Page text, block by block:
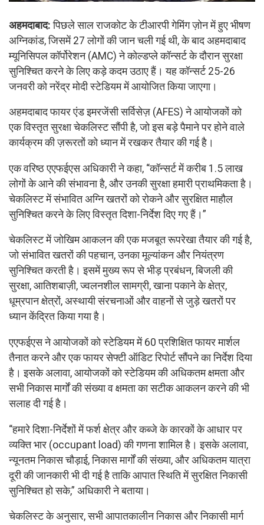
अहमदाबाद:पिछले साल राजकोट के टीआरपी गेमिंग ज़ोन में हुए भीषण
अग्निकांड, जिसमें 27 लोगों की जान चली गई थी, के बाद अहमदाबाद
म्यूनिसिपल कॉर्पोरेशन (AMC) ने कोल्डप्ले कॉन्सर्ट के दौरान सुरक्षा
सुनिश्चित करने के लिए कड़े कदम उठाए हैं। यह कॉन्सर्ट 25-26
जनवरी को नरेंद्र मोदी स्टेडियम में आयोजित किया जाएगा।
अहमदाबाद फायर एंड इमरजेंसी सर्विसेज़ (AFES) ने आयोजकों को
एक विस्तृत सुरक्षा चेकलिस्ट सौंपी है, जो इस बड़े पैमाने पर होने वाले
कार्यक्रम की ज़रूरतों को ध्यान में रखकर तैयार की गई है।
एक वरिष्ठ एएफईएस अधिकारी ने कहा, “कॉन्सर्ट में करीब 1.5 लाख
लोगों के आने की संभावना है, और उनकी सुरक्षा हमारी प्राथमिकता है।
चेकलिस्ट में संभावित अग्नि खतरों को रोकने और सुरक्षित माहौल
सुनिश्चित करने के लिए विस्तृत दिशा-निर्देश दिए गए हैं।”
चेकलिस्ट में जोखिम आकलन की एक मजबूत रूपरेखा तैयार की गई है,
जो संभावित खतरों की पहचान, उनका मूल्यांकन और नियंत्रण
सुनिश्चित करती है। इसमें मुख्य रूप से भीड़ प्रबंधन, बिजली की
सुरक्षा, आतिशबाज़ी, ज्वलनशील सामग्री, खाना पकाने के क्षेत्र,
धूम्रपान क्षेत्रों, अस्थायी संरचनाओं और वाहनों से जुड़े खतरों पर
ध्यान केंद्रित किया गया है।
एएफईएस ने आयोजकों को स्टेडियम में 60 प्रशिक्षित फायर मार्शल
तैनात करने और एक फायर सेफ्टी ऑडिट रिपोर्ट सौंपने का निर्देश दिया
है। इसके अलावा, आयोजकों को स्टेडियम की अधिकतम क्षमता और
सभी निकास मार्गों की संख्या व क्षमता का सटीक आकलन करने की भी
सलाह दी गई है।
“हमारे दिशा-निर्देशों में फर्श क्षेत्र और कब्जे के कारकों के आधार पर
व्यक्ति भार (occupant load) की गणना शामिल है। इसके अलावा,
न्यूनतम निकास चौड़ाई, निकास मार्गों की संख्या, और अधिकतम यात्रा
दूरी की जानकारी भी दी गई है ताकि आपात स्थिति में सुरक्षित निकासी
सुनिश्चित हो सके,” अधिकारी ने बताया।
चेकलिस्ट के अनुसार, सभी आपातकालीन निकास और निकासी मार्ग